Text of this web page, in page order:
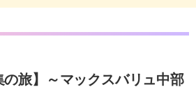
の旅】～マックスバリュ中部